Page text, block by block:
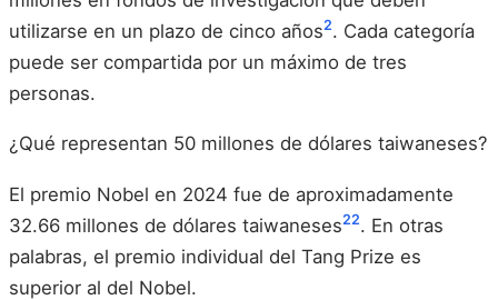
utilizarse en un plazo de cinco años2. Cada categoría
puede ser compartida por un máximo de tres
personas.
¿Qué representan 50 millones de dólares taiwaneses?
El premio Nobel en 2024 fue de aproximadamente
32.66 millones de dólares taiwaneses22. En otras
palabras, el premio individual del Tang Prize es
superior al del Nobel.